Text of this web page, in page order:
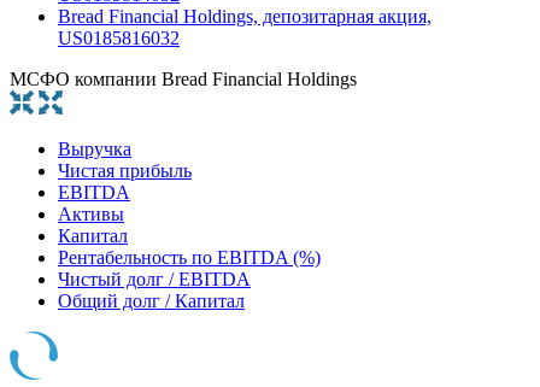
Bread Financial Holdings, депозитарная акция,
US0185816032
МСФО компании Bread Financial Holdings
Выручка
Чистая прибыль
EBITDA
Активы
Капитал
Рентабельность по EBITDA (%)
Чистый долг / EBITDA
Общий долг / Капитал